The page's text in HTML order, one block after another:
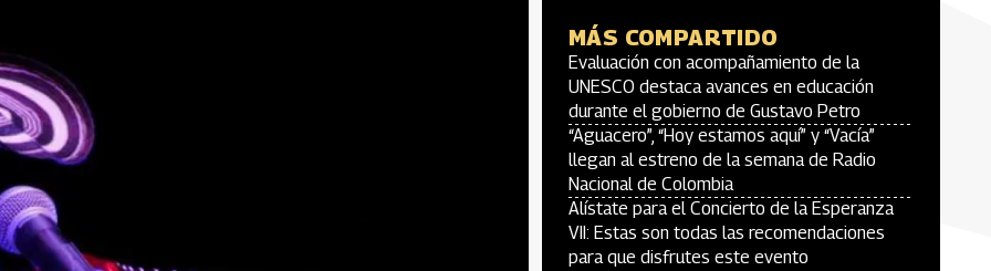
MÁS COMPARTIDO
Evaluación con acompañamiento de la
UNESCO destaca avances en educación
durante el gobierno de Gustavo Petro
“Aguacero”, “Hoy estamos aquí” y “Vacía”
llegan al estreno de la semana de Radio
Nacional de Colombia
Alístate para el Concierto de la Esperanza
VII: Estas son todas las recomendaciones
para que disfrutes este evento